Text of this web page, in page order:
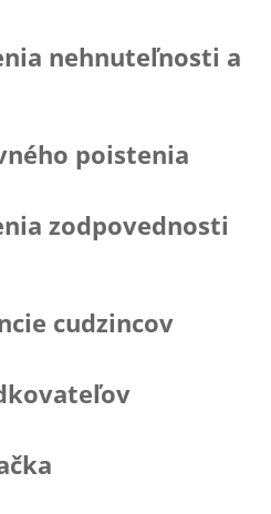
nehnuteľnosti a
poistenia
zodpovednosti
cudzincov